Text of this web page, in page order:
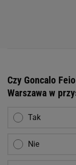
Czy Goncalo
Warszawa w
Tak
Nie